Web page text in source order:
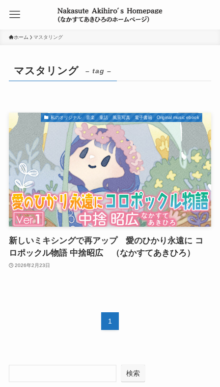
ホーム マスタリング
マスタリング – tag –
私のオリジナル 音楽 童話 風景写真 電子書籍 Original music ebook
新しいミキシングで再アップ 愛のひかり永遠に コ
ロポックル物語 中捨昭広 （なかすてあきひろ）
2026年2月23日
1
検索